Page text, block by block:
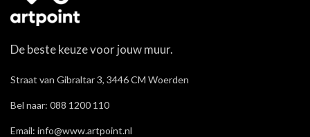
De beste keuze voor jouw muur.
Straat van Gibraltar 3, 3446 CM Woerden
Bel naar: 088 1200 110
Email: info@www.artpoint.nl